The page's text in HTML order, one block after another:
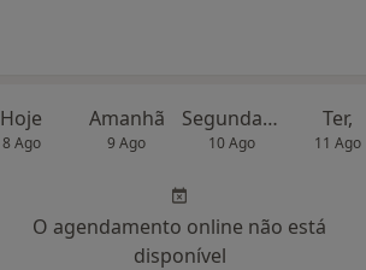
Hoje
8 Ago
Amanhã
9 Ago
Segunda-feira
10 Ago
Ter,
11 Ago
O agendamento online não está
disponível